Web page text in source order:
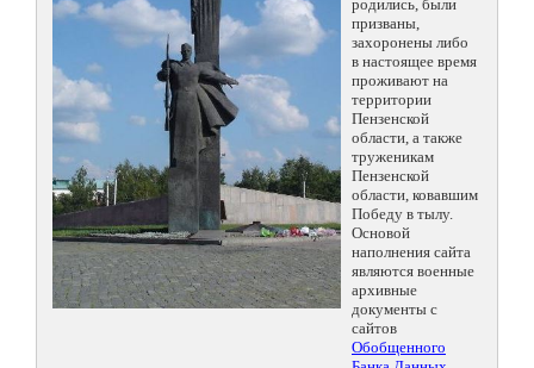
родились, были
призваны,
захоронены либо
в настоящее время
проживают на
территории
Пензенской
области, а также
труженикам
Пензенской
области, ковавшим
Победу в тылу.
Основой
наполнения сайта
являются военные
архивные
документы с
сайтов
Обобщенного